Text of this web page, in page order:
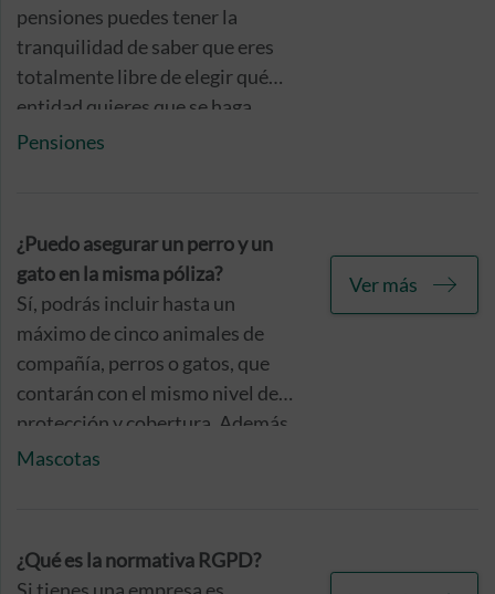
pensiones puedes tener la
tranquilidad de saber que eres
totalmente libre de elegir qué
entidad quieres que se haga
cargo de tus ahorros y gestione
Pensiones
¿Puedo asegurar un perro y un
gato en la misma póliza?
Sí, podrás incluir hasta un
máximo de cinco animales de
compañía, perros o gatos, que
contarán con el mismo nivel de
protección y cobertura. Además,
por cada mascota adicional que
Mascotas
Ver más
¿Qué es la normativa RGPD?